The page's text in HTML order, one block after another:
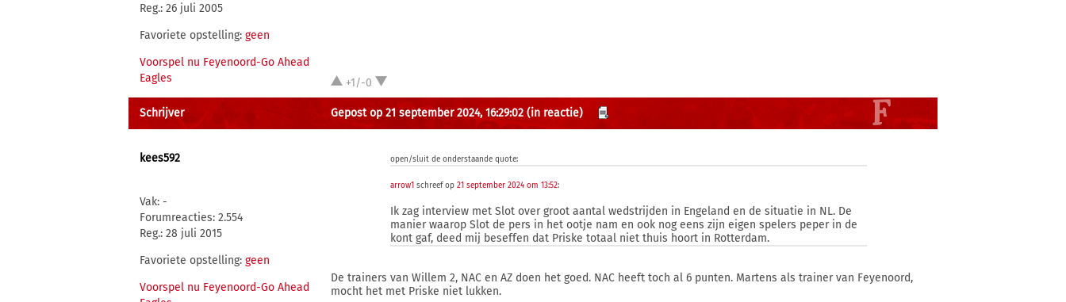
Reg.: 26 juli 2005
Favoriete opstelling: geen
Voorspel nu Feyenoord-Go Ahead
Eagles
+1/-0
Schrijver Gepost op 21 september 2024, 16:29:02 (in reactie)
kees592
Vak: -
Forumreacties: 2.554
Reg.: 28 juli 2015
Favoriete opstelling: geen
Voorspel nu Feyenoord-Go Ahead
open/sluit de onderstaande quote:
arrow1 schreef op21 september 2024 om 13:52:
Ik zag interview met Slot over groot aantal wedstrijden in Engeland en de situatie in NL. De
manier waarop Slot de pers in het ootje nam en ook nog eens zijn eigen spelers peper in de
kont gaf, deed mij beseffen dat Priske totaal niet thuis hoort in Rotterdam.
De trainers van Willem 2, NAC en AZ doen het goed. NAC heeft toch al 6 punten. Martens als trainer van Feyenoord,
mocht het met Priske niet lukken.